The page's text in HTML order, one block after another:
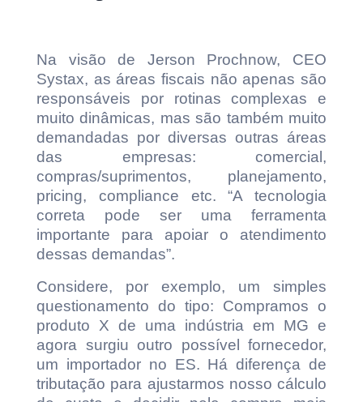
Na visão de Jerson Prochnow, CEO
Systax, as áreas fiscais não apenas são
responsáveis por rotinas complexas e
muito dinâmicas, mas são também muito
demandadas por diversas outras áreas
das empresas: comercial,
compras/suprimentos, planejamento,
pricing, compliance etc. “A tecnologia
correta pode ser uma ferramenta
importante para apoiar o atendimento
dessas demandas”.
Considere, por exemplo, um simples
questionamento do tipo: Compramos o
produto X de uma indústria em MG e
agora surgiu outro possível fornecedor,
um importador no ES. Há diferença de
tributação para ajustarmos nosso cálculo